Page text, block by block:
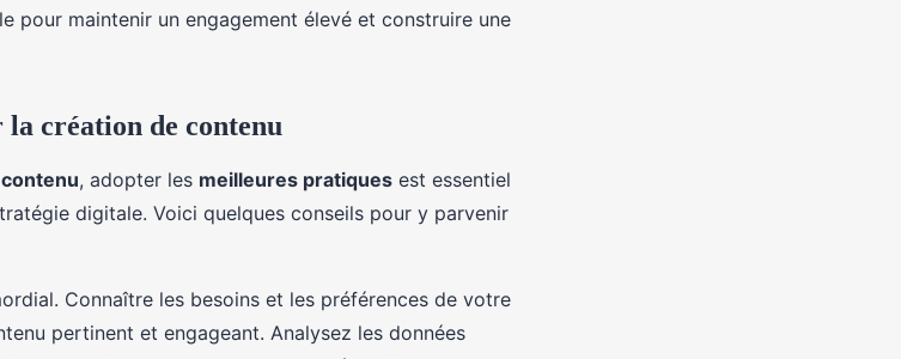
pour maintenir un engagement élevé et construire une
création de contenu
, adopter les meilleures pratiques est essentiel
digitale. Voici quelques conseils pour y parvenir
Connaître les besoins et les préférences de votre
pertinent et engageant. Analysez les données